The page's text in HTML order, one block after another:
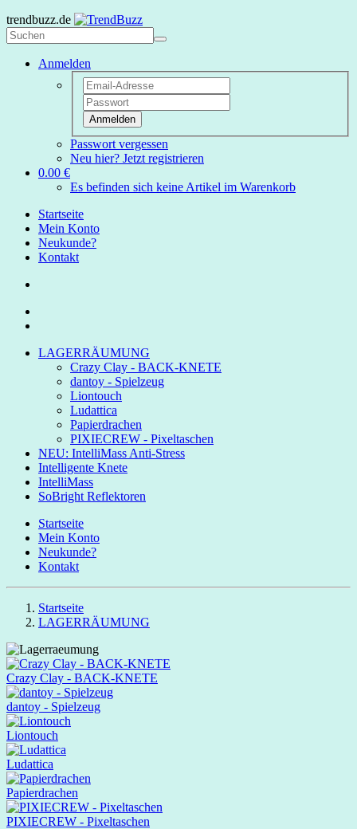
trendbuzz.de
Anmelden
Anmelden
Passwort vergessen
Neu hier? Jetzt registrieren
0.00 €
Es befinden sich keine Artikel im Warenkorb
Startseite
Mein Konto
Neukunde?
Kontakt
LAGERRÄUMUNG
Crazy Clay - BACK-KNETE
dantoy - Spielzeug
Liontouch
Ludattica
Papierdrachen
PIXIECREW - Pixeltaschen
NEU: IntelliMass Anti-Stress
Intelligente Knete
IntelliMass
SoBright Reflektoren
Startseite
Mein Konto
Neukunde?
Kontakt
Startseite
LAGERRÄUMUNG
Crazy Clay - BACK-KNETE
dantoy - Spielzeug
Liontouch
Ludattica
Papierdrachen
PIXIECREW - Pixeltaschen